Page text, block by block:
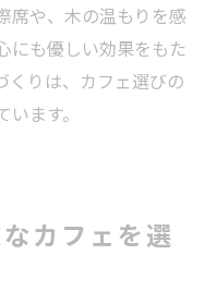
席や、木の温もりを感
にも優しい効果をもた
くりは、カフェ選びの
ます。
カフェを選